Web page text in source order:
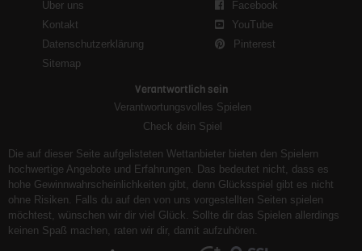
Über uns
Kontakt
Datenschutzerklärung
Sitemap
Facebook
YouTube
Pinterest
Verantwortlich sein
Verantwortungsvolles Spielen
Check dein Spiel
Die auf dieser Seite aufgelisteten Wettanbieter bieten den Spielern
hochwertige Angebote und Erfahrungen. Das bedeutet nicht, dass es
hohe Gewinnwahrscheinlichkeiten gibt, denn Glücksspiel gibt es nicht
ohne Risiken. Falls du auf den von uns vorgestellten Seiten spielen
möchtest, wünschen wir dir viel Glück. Sollte dir das Spielen allerdings
keinen Spaß machen, raten wir dir, damit aufzuhören.